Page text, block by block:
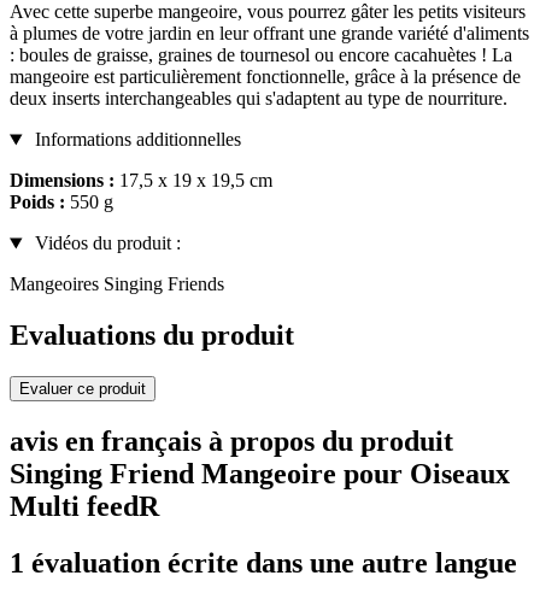
Avec cette superbe mangeoire, vous pourrez gâter les petits visiteurs
à plumes de votre jardin en leur offrant une grande variété d'aliments
: boules de graisse, graines de tournesol ou encore cacahuètes ! La
mangeoire est particulièrement fonctionnelle, grâce à la présence de
deux inserts interchangeables qui s'adaptent au type de nourriture.
Informations additionnelles
Dimensions : 17,5 x 19 x 19,5 cm
Poids : 550 g
Vidéos du produit :
Mangeoires Singing Friends
Evaluations du produit
Evaluer ce produit
avis en français à propos du produit
Singing Friend Mangeoire pour Oiseaux
Multi feedR
1 évaluation écrite dans une autre langue